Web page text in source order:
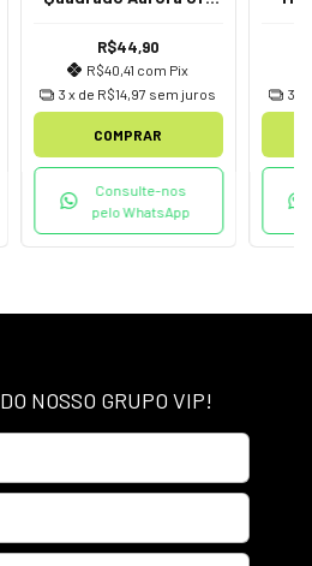
R$44,90
R$40,41 com Pix
3 x de R$14,97 sem juros
COMPRAR
Consulte-nos
pelo WhatsApp
3
NOSSO GRUPO VIP!